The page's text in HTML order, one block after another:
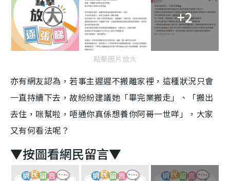
+2
點擊圖片放大
亦有網友認為，若事主遲遲不搬離家裡，這種狀況只會
一直持續下去，故紛紛建議她「畢完業搬走」、「搬出
去住，咪幫啦，唔通你真係想養你阿哥一世咩」，大家
又有何看法呢？
▼按圖看網民留言▼